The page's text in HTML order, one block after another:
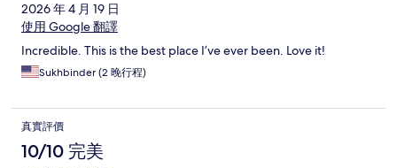
2026 年 4 月 19 日
使用 Google 翻譯
Incredible. This is the best place I’ve ever been. Love it!
Sukhbinder (2 晚行程)
真實評價
10/10 完美